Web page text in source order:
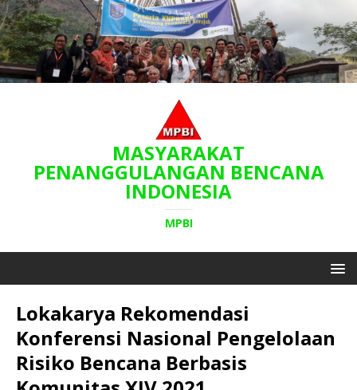
MASYARAKAT
PENANGGULANGAN BENCANA
INDONESIA
MPBI
Lokakarya Rekomendasi
Konferensi Nasional Pengelolaan
Risiko Bencana Berbasis